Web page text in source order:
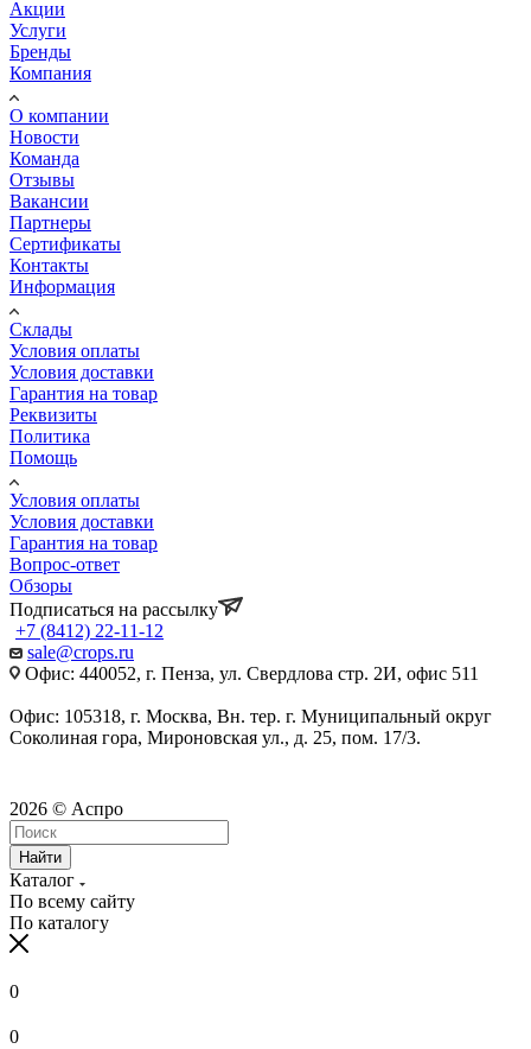
Акции
Услуги
Бренды
Компания
О компании
Новости
Команда
Отзывы
Вакансии
Партнеры
Сертификаты
Контакты
Информация
Склады
Условия оплаты
Условия доставки
Гарантия на товар
Реквизиты
Политика
Помощь
Условия оплаты
Условия доставки
Гарантия на товар
Вопрос-ответ
Обзоры
Подписаться на рассылку
+7 (8412) 22-11-12
sale@crops.ru
Офис: 440052, г. Пенза, ул. Свердлова стр. 2И, офис 511
Офис: 105318, г. Москва, Вн. тер. г. Муниципальный округ
Соколиная гора, Мироновская ул., д. 25, пом. 17/3.
2026 © Аспро
Найти
Каталог
По всему сайту
По каталогу
0
0